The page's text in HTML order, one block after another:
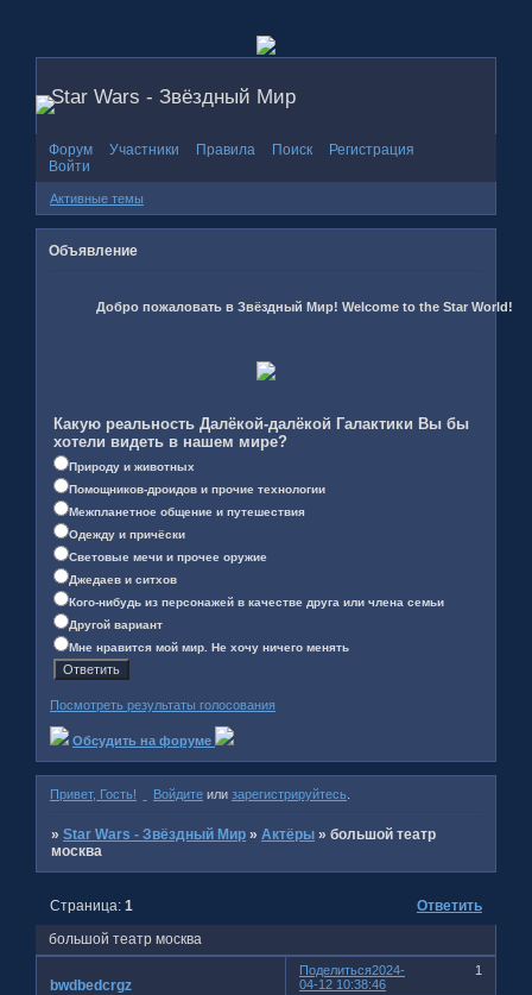
Star Wars - Звёздный Мир
Форум Участники Правила Поиск
Регистрация
Войти
Активные темы
Объявление
Добро пожаловать в Звёздный Мир! Welcome to the Star World!
Какую реальность Далёкой-далёкой Галактики Вы бы
хотели видеть в нашем мире?
Природу и животных
Помощников-дроидов и прочие технологии
Межпланетное общение и путешествия
Одежду и причёски
Световые мечи и прочее оружие
Джедаев и ситхов
Кого-нибудь из персонажей в качестве друга или члена семьи
Другой вариант
Мне нравится мой мир. Не хочу ничего менять
Посмотреть результаты голосования
Обсудить на форуме
Привет, Гость! Войдите или зарегистрируйтесь
»Star Wars - Звёздный Мир »Актёры »большой театр
москва
большой театр москва
Страница:1 Ответить
Поделиться 1
2024-
04-12 10:38:46
bwdbedcrgz